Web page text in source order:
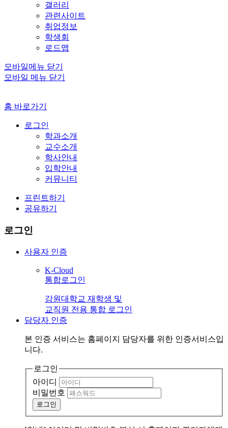
갤러리
관련사이트
취업정보
학생회
로드맵
모바일메뉴 닫기
모바일 메뉴 닫기
홈 바로가기
로그인
학과소개
교수소개
학사안내
입학안내
커뮤니티
프린트하기
공유하기
로그인
사용자 인증
K-Cloud
통합로그인
강원대학교 재학생 및
교직원 전용 통합 로그인
담당자 인증
본 인증 서비스는 홈페이지 담당자를 위한 인증서비스입
니다.
로그인
아이디
비밀번호
로그인